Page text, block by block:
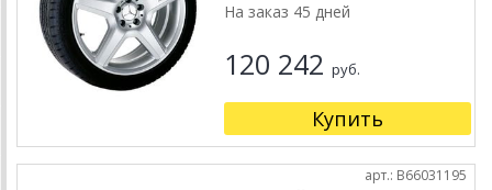
На заказ 45 дней
120 242 руб.
Купить
арт.: B66031195